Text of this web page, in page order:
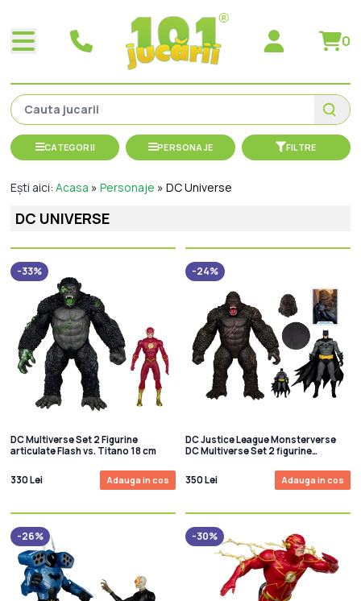
0
CATEGORII PERSONAJE FILTRE
Ești aici:Acasa »Personaje »DC Universe
DC UNIVERSE
-33%
DC Multiverse Set 2 Figurine
articulate Flash vs. Titano 18 cm
330 Lei Adauga in cos
-24%
DC Justice League Monsterverse
DC Multiverse Set 2 figurine
350 Lei
Adauga in cos
-26% -30%